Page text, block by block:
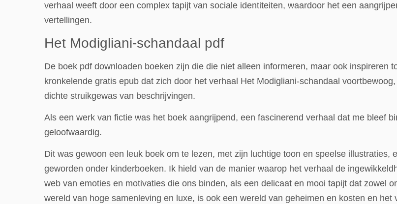
verhaal weeft door een complex tapijt van sociale identiteiten, waardoor het een
vertellingen.
Het Modigliani-schandaal pdf
De boek pdf downloaden boeken zijn die die niet alleen informeren, maar ook inspireren
kronkelende gratis epub dat zich door het verhaal Het Modigliani-schandaal
dichte struikgewas van beschrijvingen.
Als een werk van fictie was het boek aangrijpend, een fascinerend verhaal dat me bleef
geloofwaardig.
Dit was gewoon een leuk boek om te lezen, met zijn luchtige toon en speelse illustraties,
geworden onder kinderboeken. Ik hield van de manier waarop het verhaal de
web van emoties en motivaties die ons binden, als een delicaat en mooi tapijt dat zowel
wereld van hoge samenleving en luxe, is ook een wereld van geheimen en kosten en